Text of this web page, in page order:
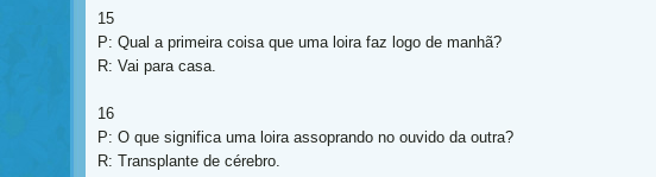
15
P: Qual a primeira coisa que uma loira faz logo de manhã?
R: Vai para casa.
16
P: O que significa uma loira assoprando no ouvido da outra?
R: Transplante de cérebro.